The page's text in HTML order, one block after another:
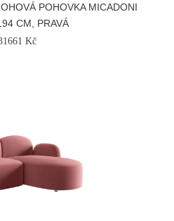
POHOVKA MICADONI
CM, PRAVÁ
Kč